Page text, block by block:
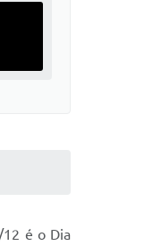
12 é o Dia